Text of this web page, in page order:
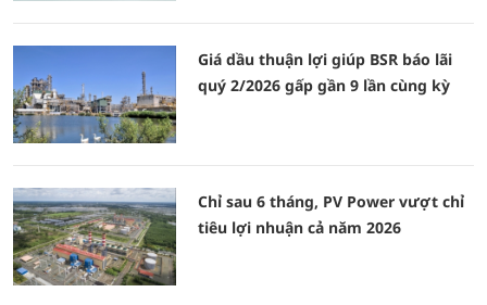
Giá dầu thuận lợi giúp BSR báo lãi
quý 2/2026 gấp gần 9 lần cùng kỳ
Chỉ sau 6 tháng, PV Power vượt chỉ
tiêu lợi nhuận cả năm 2026